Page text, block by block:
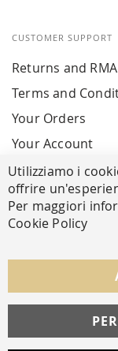
CUSTOMER SUPPORT
Returns and RMA
Terms and
Your Orders
Your Account
Utilizziamo i
offrire
Per maggiori
Cookie Policy